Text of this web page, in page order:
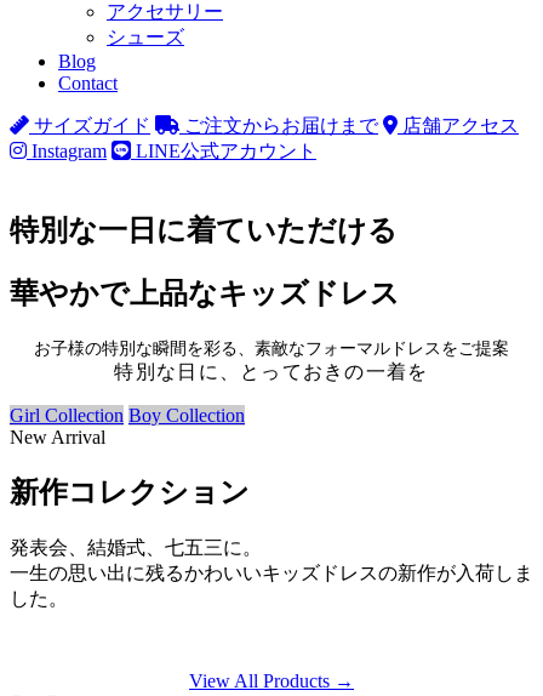
アクセサリー
シューズ
Blog
Contact
サイズガイド ご注文からお届けまで
店舗アクセス
Instagram
LINE公式アカウント
特別な一日に着ていただける
華やかで上品なキッズドレス
お子様の特別な瞬間を彩る、素敵なフォーマルドレスをご提案
特別な日に、とっておきの一着を
Girl Collection Boy Collection
New Arrival
新作コレクション
発表会、結婚式、七五三に。
一生の思い出に残るかわいいキッズドレスの新作が入荷しま
した。
View All Products →